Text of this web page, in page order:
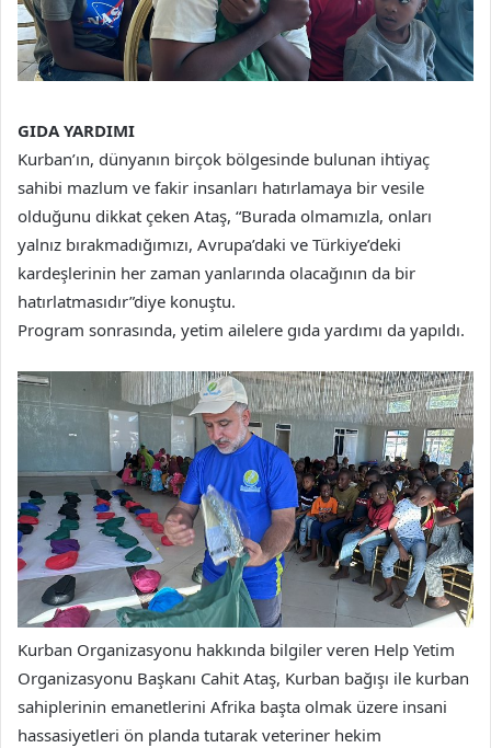
GIDA YARDIMI
Kurban’ın, dünyanın birçok bölgesinde bulunan ihtiyaç
sahibi mazlum ve fakir insanları hatırlamaya bir vesile
olduğunu dikkat çeken Ataş, “Burada olmamızla, onları
yalnız bırakmadığımızı, Avrupa’daki ve Türkiye’deki
kardeşlerinin her zaman yanlarında olacağının da bir
hatırlatmasıdır”diye konuştu.
Program sonrasında, yetim ailelere gıda yardımı da yapıldı.
Kurban Organizasyonu hakkında bilgiler veren Help Yetim
Organizasyonu Başkanı Cahit Ataş, Kurban bağışı ile kurban
sahiplerinin emanetlerini Afrika başta olmak üzere insani
hassasiyetleri ön planda tutarak veteriner hekim